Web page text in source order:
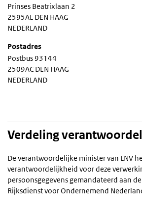
Prinses Beatrixlaan 2
2595AL DEN HAAG
NEDERLAND
Postadres
Postbus 93144
2509AC DEN HAAG
NEDERLAND
Verdeling
De verantwoordelijke minister van LNV
verantwoordelijkheid voor deze
persoonsgegevens gemandateerd aan
Rijksdienst voor Ondernemend